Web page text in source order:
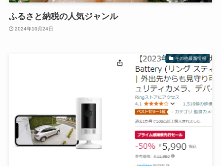
ふるさと納税の人気ジャンル
2024年10月24日
その他最新情報